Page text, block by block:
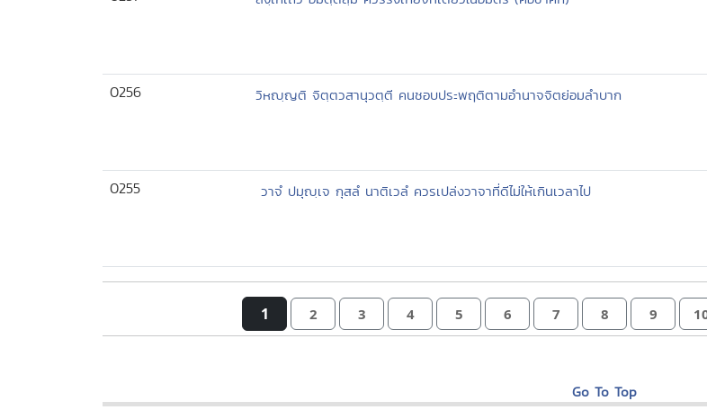
0256 วิหญฺญติ จิตฺตวสานุวตฺตี คนชอบประพฤติตามอำนาจจิตย่อมลำบาก
0255 วาจํ ปมุญฺเจ กุสลํ นาติเวลํ ควรเปล่งวาจาที่ดีไม่ให้เกินเวลาไป
1 2 3 4 5 6 7 8 9
Go To Top